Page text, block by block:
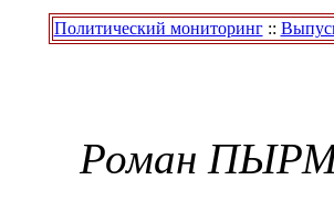
Политический мониторинг::
Роман